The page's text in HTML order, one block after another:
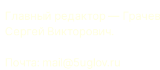
Главный редактор — Грачев
Сергей Викторович.
Почта: mail@5uglov.ru